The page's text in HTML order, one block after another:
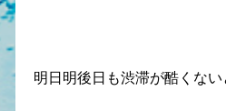
明日明後日も渋滞が酷くな